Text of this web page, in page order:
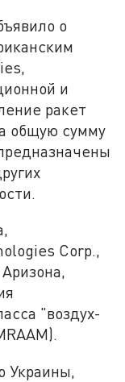
о
и
ракет
общую сумму
Corp.,
"воздух-
Украины,